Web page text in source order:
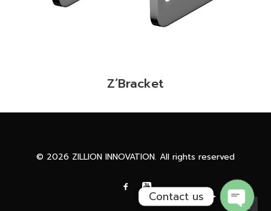
Z’Bracket
© 2026 ZILLION INNOVATION. All rights reserved
Contact us